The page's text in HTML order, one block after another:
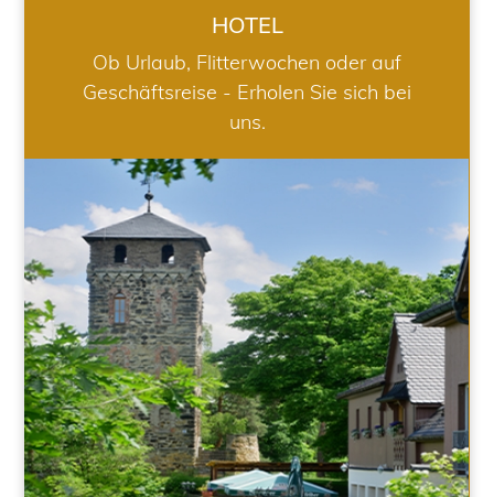
HOTEL
Ob Urlaub, Flitterwochen oder auf
Geschäftsreise - Erholen Sie sich bei
uns.
RESTAURANT